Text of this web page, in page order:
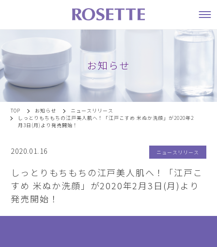
お知らせ
TOP お知らせ
ニュースリリース
しっとりもちもちの江戸美人肌へ！「江戸こすめ 米ぬか洗顔」が2020年2
月3日(月)より発売開始！
2020.01.16 ニュースリリース
しっとりもちもちの江戸美人肌へ！「江戸こ
すめ 米ぬか洗顔」が2020年2月3日(月)より
発売開始！